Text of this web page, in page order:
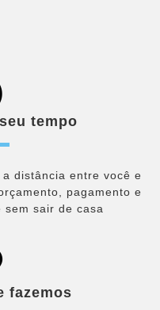
tempo
distância entre você e
pagamento e
sem sair de casa​
fazemos